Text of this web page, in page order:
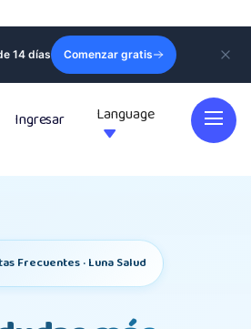
14 días Comenzar gratis
Ingresar Language

Frecuentes · Luna Salud